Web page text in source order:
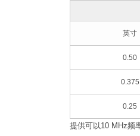
英寸
0.50
0.375
0.25
提供可以10 MHz频